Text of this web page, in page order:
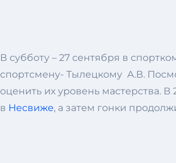
В субботу – 27 сентября в
спортсмену- Тылецкому А.В.
оценить их уровень мастерства.
в Несвиже, а затем гонки